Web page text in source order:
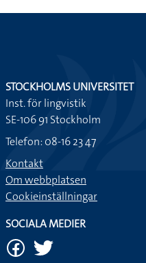
STOCKHOLMS UNIVERSITET
Inst. för lingvistik
SE-106 91 Stockholm
Telefon: 08-16 23 47
Kontakt
Om webbplatsen
Cookieinställningar
SOCIALA MEDIER